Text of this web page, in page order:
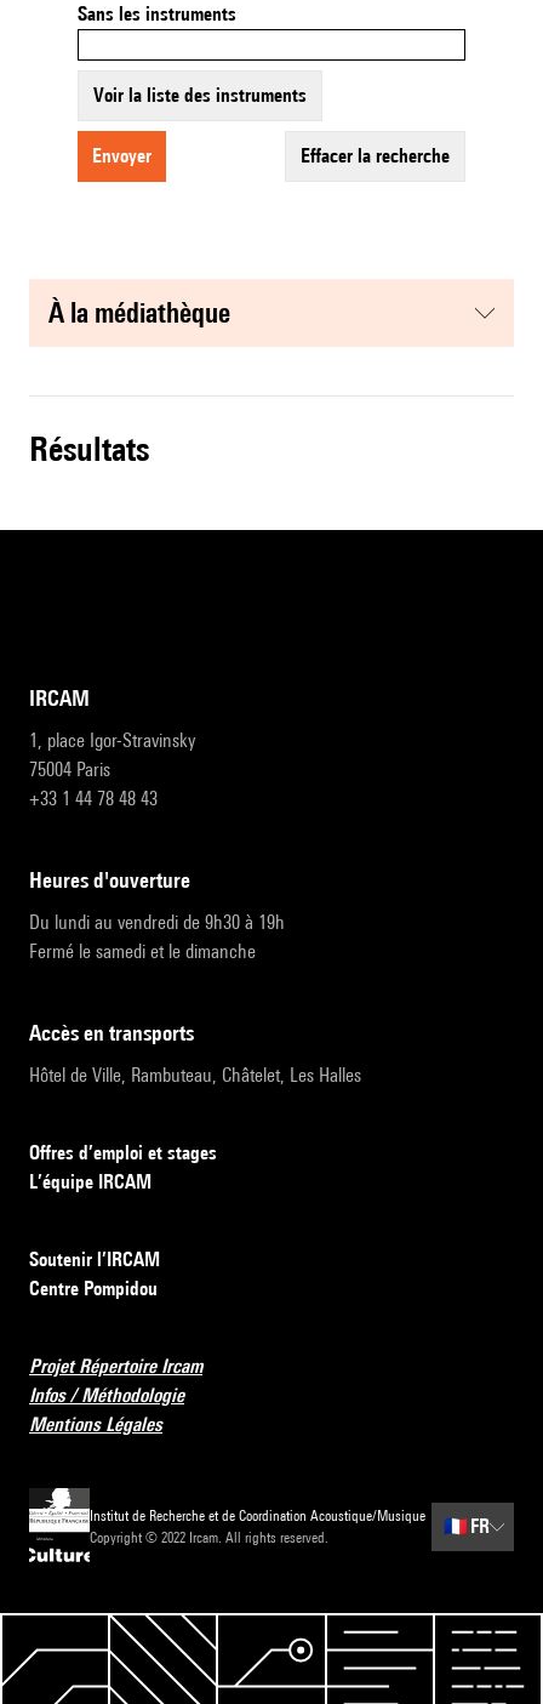
Sans les instruments
Voir la liste des instruments
envoyer effacer la recherche
à la médiathèque
résultats
IRCAM
1, place Igor-Stravinsky
75004 Paris
+33 1 44 78 48 43
heures d'ouverture
Du lundi au vendredi de 9h30 à 19h
Fermé le samedi et le dimanche
accès en transports
Hôtel de Ville, Rambuteau, Châtelet, Les Halles
Offres d’emploi et stages
L’équipe IRCAM
Soutenir l’IRCAM
Centre Pompidou
Projet Répertoire Ircam
Infos / Méthodologie
Mentions Légales
Institut de Recherche et de Coordination Acoustique/Musique
Copyright © 2022 Ircam. All rights reserved.
🇫🇷 FR